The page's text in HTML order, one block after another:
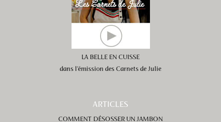
LA BELLE EN CUISSE
dans l’émission des Carnets de Julie
ARTICLES
COMMENT DÉSOSSER UN JAMBON